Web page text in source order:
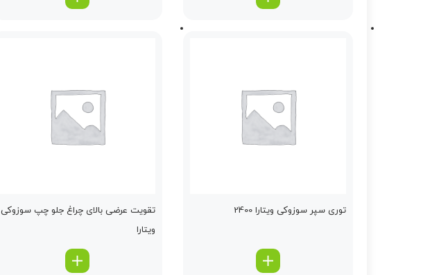
توری سپر سوزوکی ویتارا 2400
تقویت عرضی بالای چراغ جلو چپ سوزوکی
ویتارا